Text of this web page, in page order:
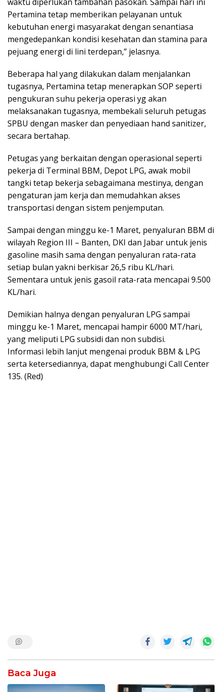
Pertamina tetap memberikan pelayanan untuk
kebutuhan energi masyarakat dengan senantiasa
mengedepankan kondisi kesehatan dan stamina para
pejuang energi di lini terdepan,” jelasnya.
Beberapa hal yang dilakukan dalam menjalankan
tugasnya, Pertamina tetap menerapkan SOP seperti
pengukuran suhu pekerja operasi yg akan
melaksanakan tugasnya, membekali seluruh petugas
SPBU dengan masker dan penyediaan hand sanitizer,
secara bertahap.
Petugas yang berkaitan dengan operasional seperti
pekerja di Terminal BBM, Depot LPG, awak mobil
tangki tetap bekerja sebagaimana mestinya, dengan
pengaturan jam kerja dan memudahkan akses
transportasi dengan sistem penjemputan.
Sampai dengan minggu ke-1 Maret, penyaluran BBM di
wilayah Region III – Banten, DKI dan Jabar untuk jenis
gasoline masih sama dengan penyaluran rata-rata
setiap bulan yakni berkisar 26,5 ribu KL/hari.
Sementara untuk jenis gasoil rata-rata mencapai 9.500
KL/hari.
Demikian halnya dengan penyaluran LPG sampai
minggu ke-1 Maret, mencapai hampir 6000 MT/hari,
yang meliputi LPG subsidi dan non subdisi.
Informasi lebih lanjut mengenai produk BBM & LPG
serta ketersediannya, dapat menghubungi Call Center
135. (Red)
Baca Juga